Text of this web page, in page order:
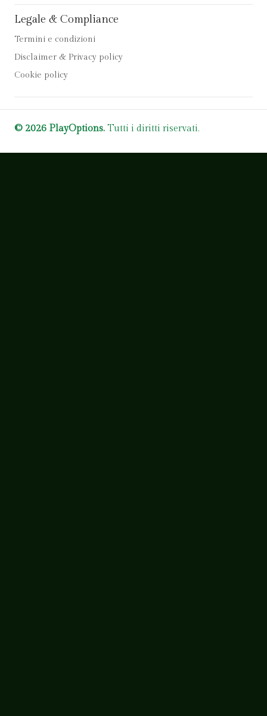
Legale & Compliance
Termini e condizioni
Disclaimer & Privacy policy
Cookie policy
© 2026 PlayOptions. Tutti i diritti riservati.